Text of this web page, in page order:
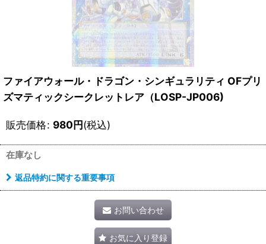
ファイアウォール・ドラゴン・シンギュラリティ OFプリ
ズマティックシークレットレア（LOSP-JP006)
販売価格: 980円(税込)
在庫なし
返品特約に関する重要事項
お問い合わせ
お気に入り登録